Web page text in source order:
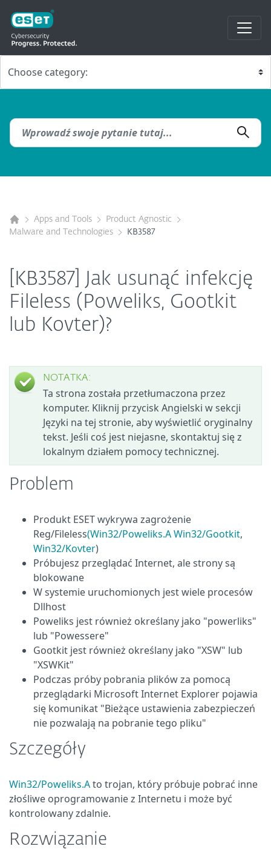
Apps and Tools
Product Agnostic
Malware and Technologies
KB3587
[KB3587] Jak usunąć infekcję
Fileless (Poweliks, Gootkit
lub Kovter)?
NOTATKA:
Ta strona została przetłumaczona przez
komputer. Kliknij przycisk Angielski w sekcji
Języki na tej stronie, aby wyświetlić oryginalny
tekst. Jeśli coś jest niejasne, skontaktuj się z
lokalnym działem pomocy technicznej.
Problem
Produkt ESET wykrywa zagrożenie
Reg/Fileless(Win32/Poweliks.AWin32/Gootkit,
Win32/Kovter)
Próbujesz przeglądać Internet, ale strony są
blokowane
W systemie uruchomionych jest wiele procesów
Dllhost
Poweliks jest również określany jako "powerliks"
lub "Powessere"
Gootkit jest również określany jako "XSW" lub
"XSWKit"
Podczas próby pobrania plików za pomocą
przeglądarki Microsoft Internet Explorer pojawia
się komunikat "Bieżące ustawienia zabezpieczeń
nie pozwalają na pobranie tego pliku"
Szczegóły
Win32/Poweliks.Ato trojan, który próbuje pobrać inne
złośliwe oprogramowanie z Internetu i może być
kontrolowany zdalnie.
Rozwiązanie